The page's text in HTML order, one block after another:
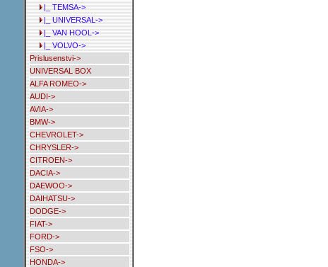
|_ TEMSA->
|_ UNIVERSAL->
|_ VAN HOOL->
|_ VOLVO->
Prislusenstvi->
UNIVERSAL BOX
ALFA ROMEO->
AUDI->
AVIA->
BMW->
CHEVROLET->
CHRYSLER->
CITROEN->
DACIA->
DAEWOO->
DAIHATSU->
DODGE->
FIAT->
FORD->
FSO->
HONDA->